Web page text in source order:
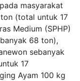
masyarakat
(total untuk 17
Medium (SPHP)
68 ton),
sebanyak
17
Ayam 100 kg